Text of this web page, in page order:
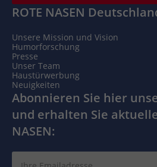
ROTE NASEN
Unsere Mission und Vision
Humorforschung
Presse
Unser Team
Haustürwerbung
Neuigkeiten
Abonnieren Sie hier
und erhalten Sie
NASEN: